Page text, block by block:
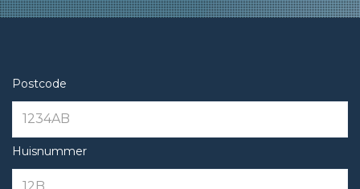
Postcode
Huisnummer